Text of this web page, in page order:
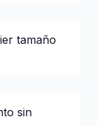
tamaño
sin